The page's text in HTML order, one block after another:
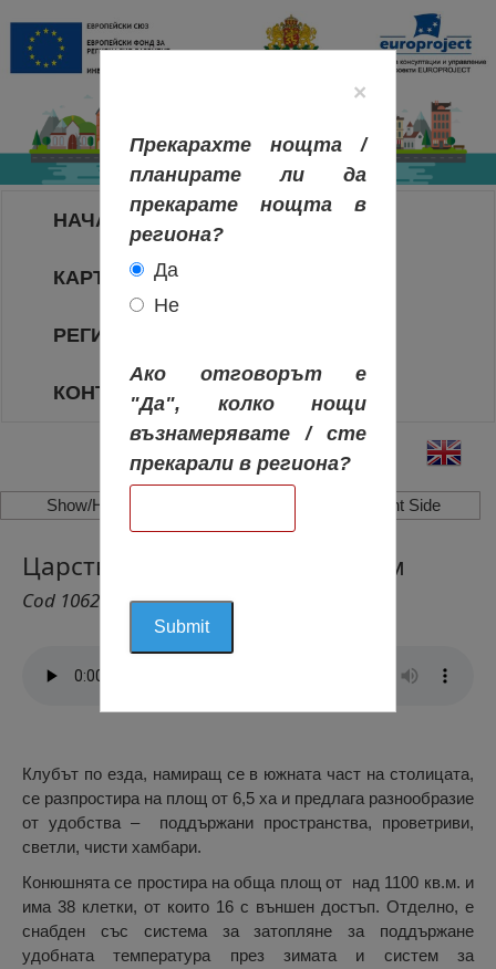
НАЧАЛО
КАРТА НА РЕГИОНИТЕ
РЕГИОНИ
КОНТАКТИ
Show/Hide Left Side Show/Hide Right Side
Царството на Конете, Варлаам
Cod 1062
Клубът по езда, намиращ се в южната част на столицата,
се разпростира на площ от 6,5 ха и предлага разнообразие
от удобства – поддържани пространства, проветриви,
светли, чисти хамбари.
Конюшнята се простира на обща площ от над 1100 кв.м. и
има 38 клетки, от които 16 с външен достъп. Отделно, е
снабден със система за затопляне за поддържане
удобната температура през зимата и систем за
×
Прекарахте нощта /
планирате ли да
прекарате нощта в
региона?
Да
Не
Ако отговорът е
"Да", колко нощи
възнамерявате / сте
прекарали в региона?